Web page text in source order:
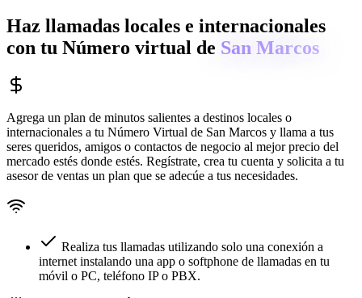
Haz llamadas locales e internacionales
con tu Número virtual de San Marcos
Agrega un plan de minutos salientes a destinos locales o
internacionales a tu Número Virtual de San Marcos y llama a tus
seres queridos, amigos o contactos de negocio al mejor precio del
mercado estés donde estés. Regístrate, crea tu cuenta y solicita a tu
asesor de ventas un plan que se adecúe a tus necesidades.
Realiza tus llamadas utilizando solo una conexión a
internet instalando una app o softphone de llamadas en tu
móvil o PC, teléfono IP o PBX.